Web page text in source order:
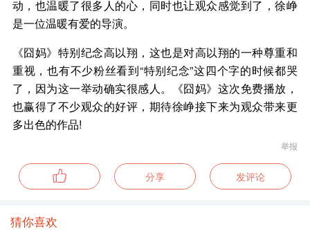
动，也温暖了很多人的心，同时也让观众感觉到了，徐峥
是一位温暖有爱的导演。
《囧妈》特别纪念高以翔，这也是对高以翔的一种尊重和
重视，也有不少粉丝看到“特别纪念”这四个字的时候都哭
了，因为这一举动确实很感人。《囧妈》这次免费播放，
也赢得了不少观众的好评，期待徐峥接下来为观众带来更
多出色的作品!
举报
分享 发评论
猜你喜欢